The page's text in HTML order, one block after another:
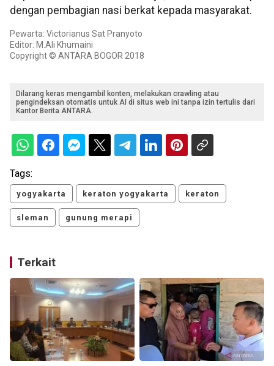
dengan pembagian nasi berkat kepada masyarakat.
Pewarta: Victorianus Sat Pranyoto
Editor: M.Ali Khumaini
Copyright © ANTARA BOGOR 2018
Dilarang keras mengambil konten, melakukan crawling atau
pengindeksan otomatis untuk AI di situs web ini tanpa izin tertulis dari
Kantor Berita ANTARA.
Tags:
yogyakarta keraton yogyakarta keraton
sleman gunung merapi
Terkait